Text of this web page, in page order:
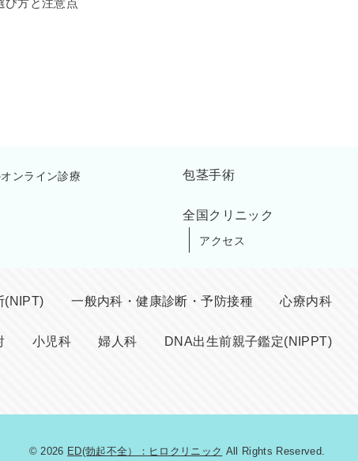
び方と注意点
ンライン診療 包茎手術
全国クリニック
アクセス
(NIPT) 一般内科・健康診断・予防接種 心療内科
小児科 婦人科 DNA出生前親子鑑定(NIPPT)
© 2026 ED(勃起不全）：ヒロクリニック All Rights Reserved.